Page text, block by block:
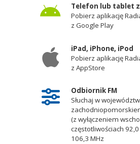
Telefon lub tablet
Pobierz aplikację
z Google Play
iPad, iPhone, iPod
Pobierz aplikację
z AppStore
Odbiornik FM
Słuchaj w
(z wyłączeniem
częstotliwościach
106,3 MHz